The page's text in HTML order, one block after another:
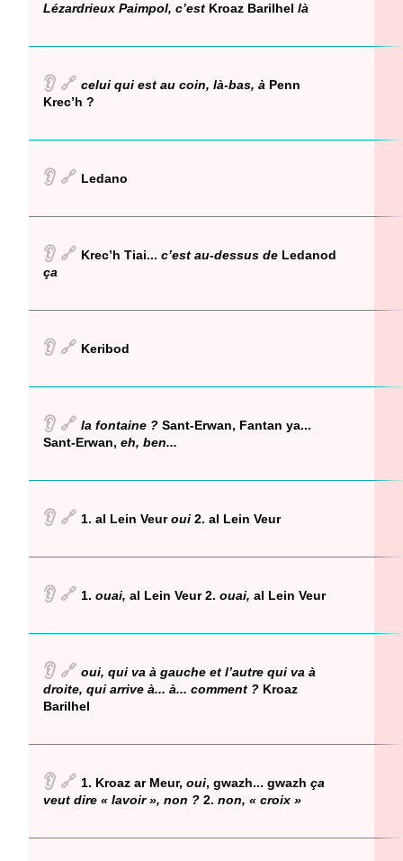
Lézardrieux Paimpol, c’est Kroaz Barilhel là
👂 🔗 celui qui est au coin, là-bas, à Penn
Krec’h ?
👂 🔗 Ledano
👂 🔗 Krec’h Tiai... c’est au-dessus de Ledanod
ça
👂 🔗 Keribod
👂 🔗 la fontaine ? Sant-Erwan, Fantan ya...
Sant-Erwan, eh, ben...
👂 🔗 1. al Lein Veuroui 2. al Lein Veur
👂 🔗 1. ouai, al Lein Veur 2. ouai, al Lein Veur
👂 🔗 oui, qui va à gauche et l’autre qui va à
droite, qui arrive à... à... comment ? Kroaz
Barilhel
👂 🔗 1. Kroaz ar Meur, oui, gwazh... gwazh ça
veut dire « lavoir », non ? 2. non, « croix »